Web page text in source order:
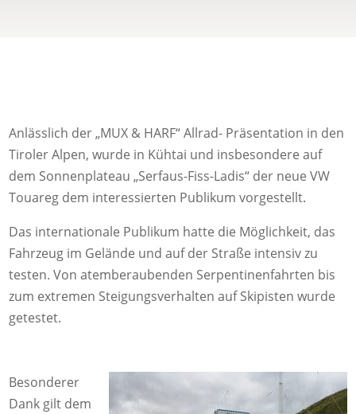
Anlässlich der „MUX & HARF“ Allrad- Präsentation in den
Tiroler Alpen, wurde in Kühtai und insbesondere auf
dem Sonnenplateau „Serfaus-Fiss-Ladis“ der neue VW
Touareg dem interessierten Publikum vorgestellt.
Das internationale Publikum hatte die Möglichkeit, das
Fahrzeug im Gelände und auf der Straße intensiv zu
testen. Von atemberaubenden Serpentinenfahrten bis
zum extremen Steigungsverhalten auf Skipisten wurde
getestet.
Besonderer
Dank gilt dem